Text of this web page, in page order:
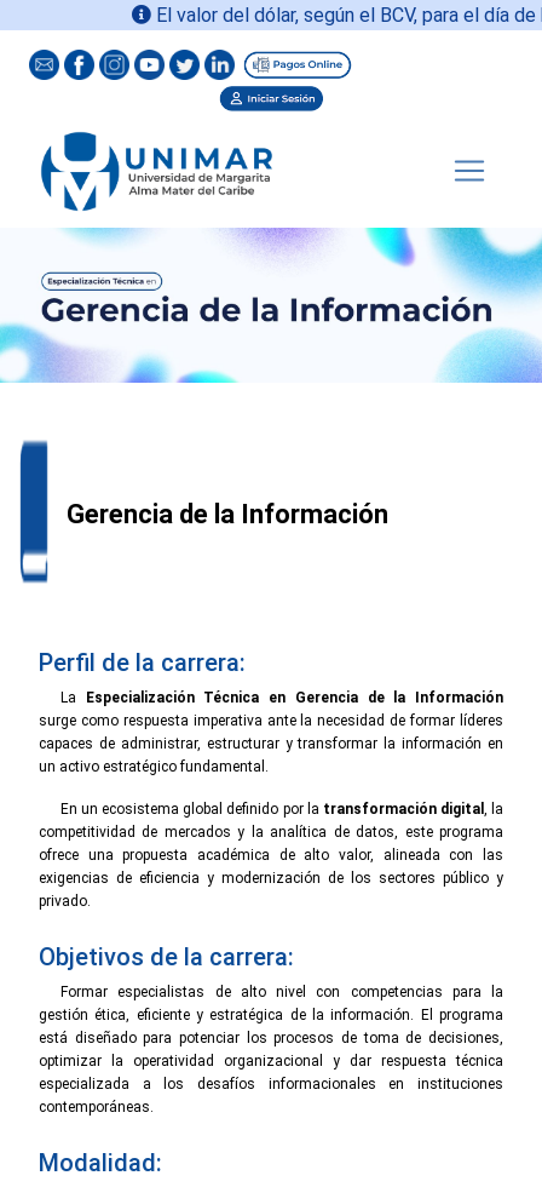
El valor del dólar, según el BCV, para el día de
Gerencia de la Información
Perfil de la carrera:
La
Especialización Técnica en Gerencia de la Información
surge como respuesta imperativa ante la necesidad de formar líderes
capaces de administrar, estructurar y transformar la información en
un activo estratégico fundamental.
En un ecosistema global definido por la transformación digital , la
competitividad de mercados y la analítica de datos, este programa
ofrece una propuesta académica de alto valor, alineada con las
exigencias de eficiencia y modernización de los sectores público y
privado.
Objetivos de la carrera:
Formar especialistas de alto nivel con competencias para la
gestión ética, eficiente y estratégica de la información. El programa
está diseñado para potenciar los procesos de toma de decisiones,
optimizar la operatividad organizacional y dar respuesta técnica
especializada a los desafíos informacionales en instituciones
contemporáneas.
Modalidad: